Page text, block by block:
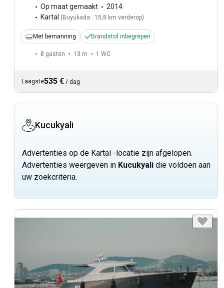
Op maat gemaakt
2014
Kartal ( Buyukada : 15,8 km verderop)
Met bemanning Brandstof inbegrepen
8 gasten 13 m 1 WC
Laagste535 € / dag
Kucukyali
Advertenties op de Kartal -locatie zijn afgelopen.
Advertenties weergeven in Kucukyali die voldoen aan
uw zoekcriteria.